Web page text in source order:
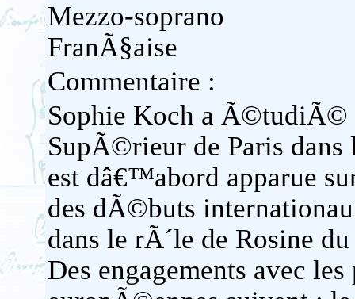
Mezzo-soprano
FranÃ§aise
Commentaire :
Sophie Koch a Ã©tudiÃ©
SupÃ©rieur de Paris
est dâ€™abord apparue
des dÃ©buts
dans le rÃ´le de Rosine
Des engagements avec